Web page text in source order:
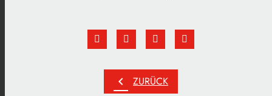
chevron_left ZURÜCK